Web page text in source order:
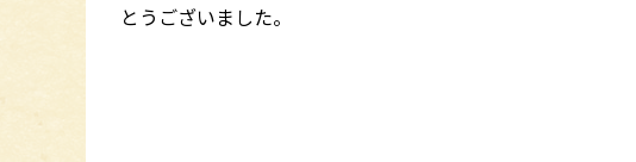
とうございました。